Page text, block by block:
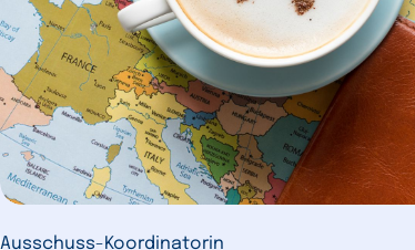
Ausschuss-Koordinatorin